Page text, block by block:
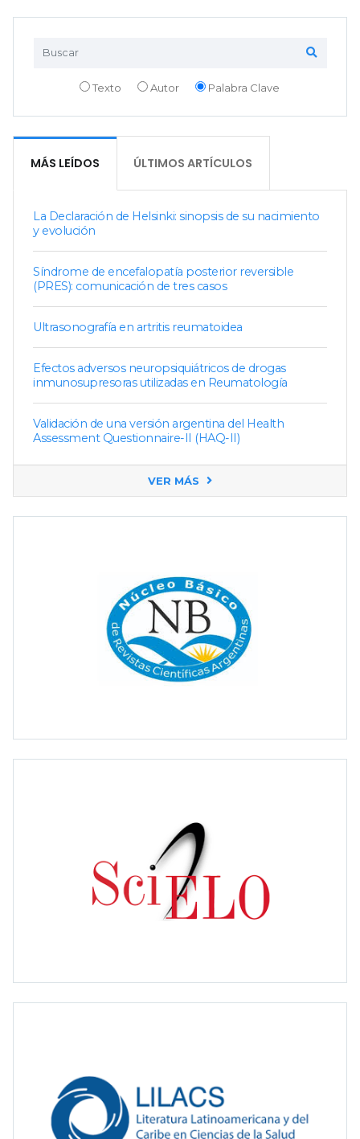
Texto Autor Palabra Clave
MÁS LEÍDOS ÚLTIMOS ARTÍCULOS
La Declaración de Helsinki: sinopsis de su nacimiento
y evolución
Síndrome de encefalopatía posterior reversible
(PRES): comunicación de tres casos
Ultrasonografía en artritis reumatoidea
Efectos adversos neuropsiquiátricos de drogas
inmunosupresoras utilizadas en Reumatología
Validación de una versión argentina del Health
Assessment Questionnaire-II (HAQ-II)
VER MÁS